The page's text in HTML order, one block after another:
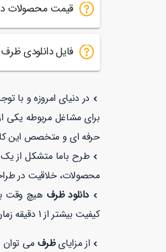
قیمت محصولات
فایل دانلودی
در دنیای امروزه و با
برای مشاغل مربوطه یکی
حرفه ای و متخصص این کار
طرح باما متشکل از
محصولات، خلاقیت در
دانلود ظرف هیچ وقت
کیفیت بیشتر از 1 دقیقه زمان نمی برد. همچنین شما می توانید در طرح با ما با خیالی راحت با توجه به نماد
از مزایایظرف می توان